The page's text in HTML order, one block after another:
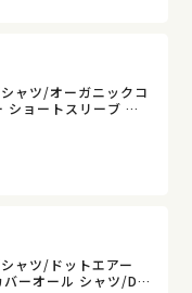
ャツ/オーガニックコ
ショートスリーブ カ
ャツ/ドットエアー
バーオール シャツ/DT